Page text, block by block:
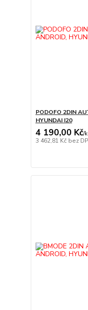
PODOFO 2DIN
HYUNDAI I20
4 190,00 Kč/
3 462,81 Kč bez